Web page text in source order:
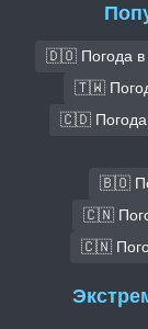
🇩🇴 Погода в
🇹🇼
🇨🇩 Погода
🇧🇴
🇨🇳
🇨🇳